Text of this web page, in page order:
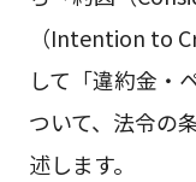
（Intention to
して「違約金・
ついて、法令の
述します。